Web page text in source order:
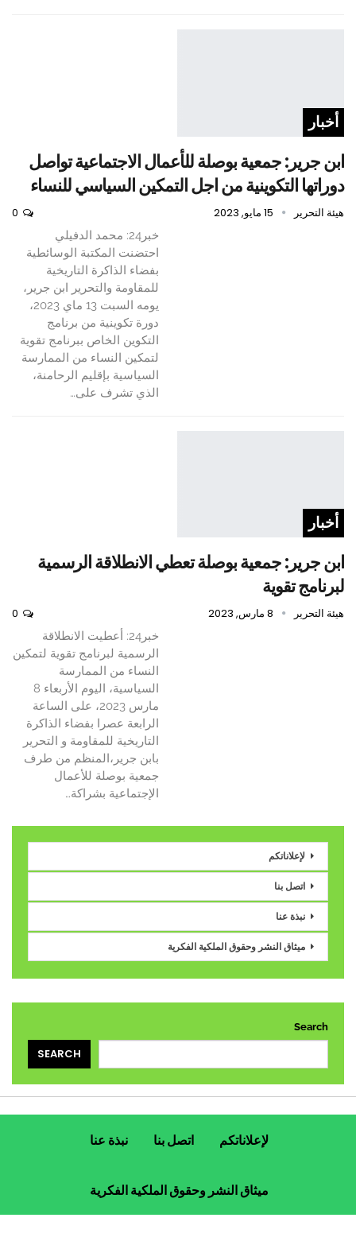
أخبار
ابن جرير: جمعية بوصلة للأعمال الاجتماعية تواصل
دوراتها التكوينية من اجل التمكين السياسي للنساء
هيئة التحرير 15 مايو, 2023
خبر24: محمد الدفيلي
احتضنت المكتبة الوسائطية
بفضاء الذاكرة التاريخية
للمقاومة والتحرير ابن جرير،
يومه السبت 13 ماي 2023،
دورة تكوينية من برنامج
التكوين الخاص ببرنامج تقوية
لتمكين النساء من الممارسة
السياسية بإقليم الرحامنة،
الذي تشرف على…
أخبار
ابن جرير: جمعية بوصلة تعطي الانطلاقة الرسمية
لبرنامج تقوية
هيئة التحرير 8 مارس, 2023
خبر24: أعطيت الانطلاقة
الرسمية لبرنامج تقوية لتمكين
النساء من الممارسة
السياسية، اليوم الأربعاء 8
مارس 2023، على الساعة
الرابعة عصرا بفضاء الذاكرة
التاريخية للمقاومة و التحرير
بابن جرير،المنظم من طرف
جمعية بوصلة للأعمال
الإجتماعية بشراكة…
لإعلاناتكم
اتصل بنا
نبذة عنا
ميثاق النشر وحقوق الملكية الفكرية
Search
SEARCH
لإعلاناتكم اتصل بنا نبذة عنا
ميثاق النشر وحقوق الملكية الفكرية